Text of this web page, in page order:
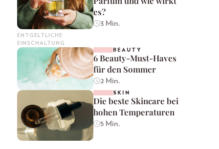
ENTGELTLICHE
EINSCHALTUNG
es?
3 Min.
BEAUTY
6 Beauty-Must-Haves
für den Sommer
2 Min.
SKIN
Die beste Skincare bei
hohen Temperaturen
5 Min.